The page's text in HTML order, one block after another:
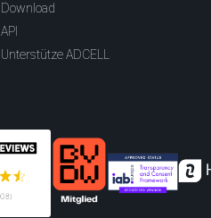
Download
API
Unterstütze ADCELL